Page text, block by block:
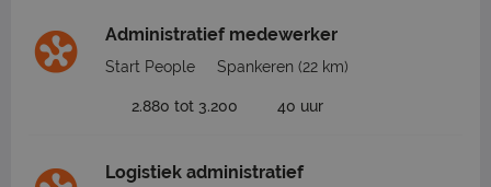
Administratief medewerker
Start People Spankeren (22 km)
2.880 tot 3.200 40 uur
Logistiek administratief